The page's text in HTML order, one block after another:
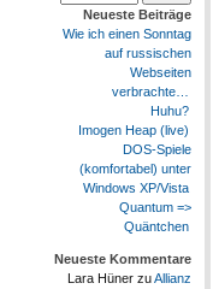
Neueste Beiträge
Wie ich einen Sonntag
auf russischen
Webseiten
verbrachte…
Huhu?
Imogen Heap (live)
DOS-Spiele
(komfortabel) unter
Windows XP/Vista
Quantum =>
Quäntchen
Neueste Kommentare
Lara HünerzuAllianz